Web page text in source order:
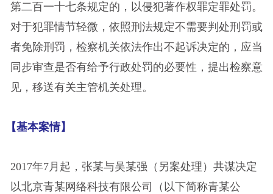
第二百一十七条规定的，以侵犯著作权罪定罪处罚。
对于犯罪情节轻微，依照刑法规定不需要判处刑罚或
者免除刑罚，检察机关依法作出不起诉决定的，应当
同步审查是否有给予行政处罚的必要性，提出检察意
见，移送有关主管机关处理。
【基本案情】
2017年7月起，张某与吴某强（另案处理）共谋决定
以北京青某网络科技有限公司（以下简称青某公